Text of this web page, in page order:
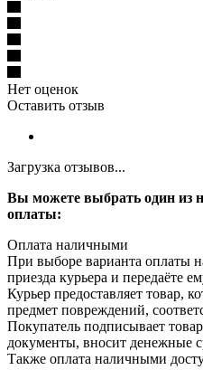
Нет оценок
Оставить отзыв
Загрузка отзывов...
Вы можете выбрать один из
оплаты:
Оплата наличными
При выборе варианта оплаты
приезда курьера и передаёте
Курьер предоставляет товар,
предмет повреждений,
Покупатель подписывает
документы, вносит денежные
Также оплата наличными